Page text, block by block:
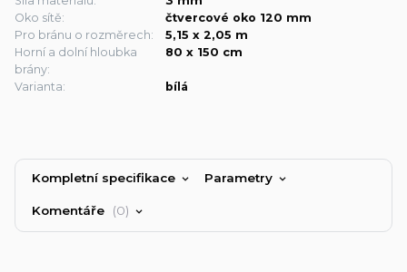
Oko sítě:
čtvercové oko 120 mm
Pro bránu o rozměrech:
5,15 x 2,05 m
Horní a dolní hloubka
brány:
80 x 150 cm
Varianta: bílá
Kompletní specifikace Parametry
Komentáře 0